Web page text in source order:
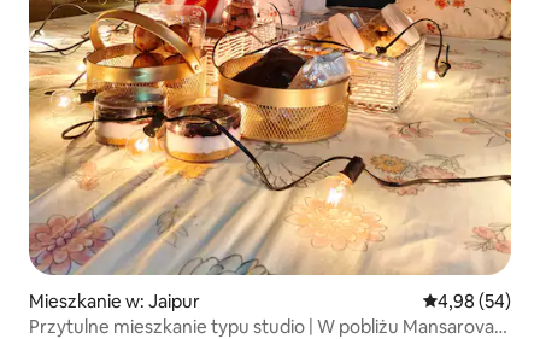
Mieszkanie w: Jaipur Średnia
4,98 (54)
Przytulne mieszkanie typu studio | W pobliżu Mansarovar